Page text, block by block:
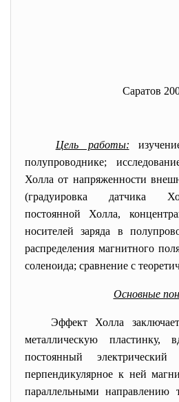
Саратов
Цель работы:
полупроводнике;
Холла от напряженности
(градуировка датчика
постоянной Холла,
носителей заряда в
распределения магнитного
соленоида; сравнение с
Основные
Эффект Холла
металлическую пластинку,
постоянный
перпендикулярное к ней
параллельными направлению